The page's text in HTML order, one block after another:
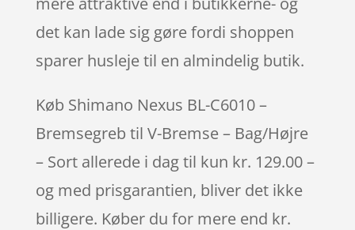
det kan lade sig gøre fordi shoppen
sparer husleje til en almindelig butik.
Køb Shimano Nexus BL-C6010 –
Bremsegreb til V-Bremse – Bag/Højre
– Sort allerede i dag til kun kr. 129.00 –
og med prisgarantien, bliver det ikke
billigere. Køber du for mere end kr.